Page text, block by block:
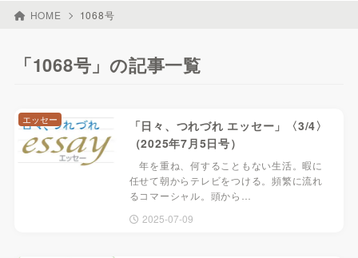
HOME 1068号
「1068号」の記事一覧
「日々、つれづれ エッセー」〈3/4〉
（2025年7月5日号）
年を重ね、何することもない生活。暇に
任せて朝からテレビをつける。頻繁に流れ
るコマーシャル。頭から…
2025-07-09
エッセー